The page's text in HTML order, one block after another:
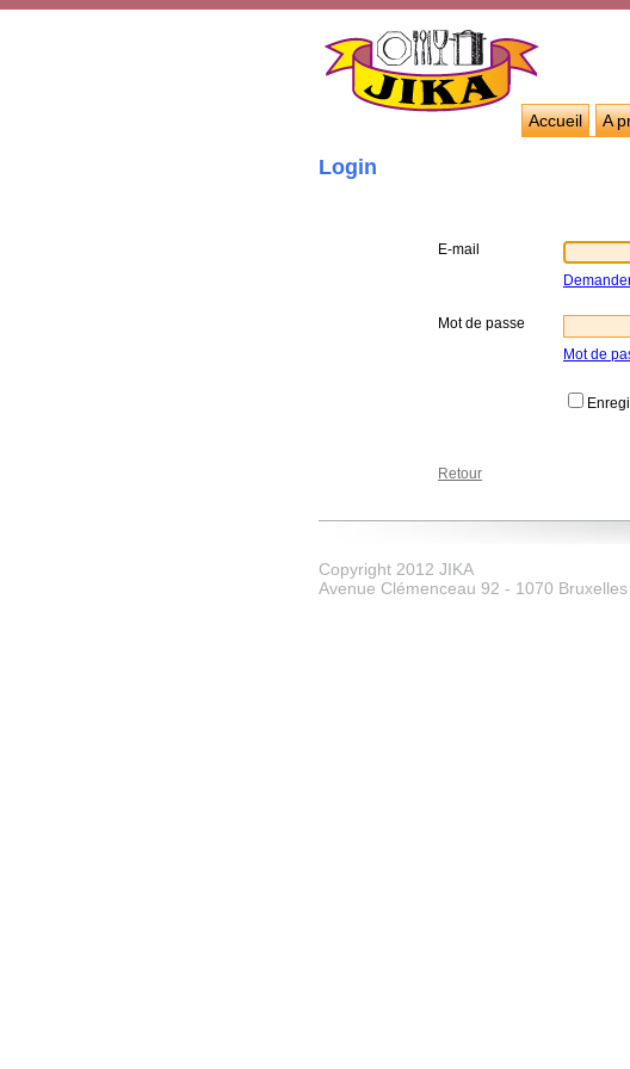
Accueil A
Login
E-mail
Mot de passe
Mot de
Retour
Copyright 2012 JIKA
Avenue Clémenceau 92 - 1070